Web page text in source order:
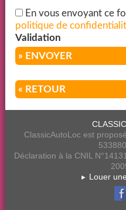
En vous envoyant ce
politique de
Validation
» ENVOYER
« RETOUR
ClassicAutoLoc est
Déclaration à la CNIL
► Louer